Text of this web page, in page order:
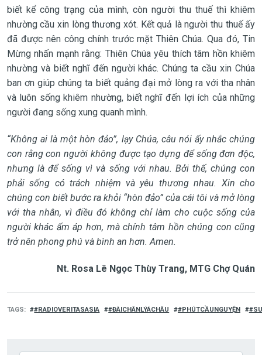
biết kể công trạng của mình, còn người thu thuế thì khiêm
nhường cầu xin lòng thương xót. Kết quả là người thu thuế ấy
đã được nên công chính trước mặt Thiên Chúa. Qua đó, Tin
Mừng nhấn mạnh rằng: Thiên Chúa yêu thích tâm hồn khiêm
nhường và biết nghĩ đến người khác. Chúng ta cầu xin Chúa
ban ơn giúp chúng ta biết quảng đại mở lòng ra với tha nhân
và luôn sống khiêm nhường, biết nghĩ đến lợi ích của những
người đang sống xung quanh mình.
“Không ai là một hòn đảo”, lạy Chúa, câu nói ấy nhắc chúng
con rằng con người không được tạo dựng để sống đơn độc,
nhưng là để sống vì và sống với nhau. Bởi thế, chúng con
phải sống có trách nhiệm và yêu thương nhau. Xin cho
chúng con biết bước ra khỏi “hòn đảo” của cái tôi và mở lòng
với tha nhân, vì điều đó không chỉ làm cho cuộc sống của
người khác ấm áp hơn, mà chính tâm hồn chúng con cũng
trở nên phong phú và bình an hơn. Amen.
Nt. Rosa Lê Ngọc Thùy Trang, MTG Chợ Quán
TAGS #RADIOVERITASASIA #ĐÀICHÂNLÝÁCHÂU #PHÚTCẦUNGUYỆN